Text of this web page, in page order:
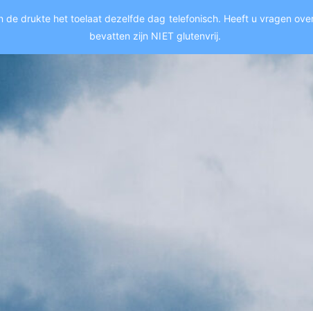
de drukte het toelaat dezelfde dag telefonisch. Heeft u vragen
bevatten zijn NIET glutenvrij.